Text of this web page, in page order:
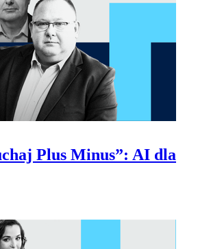
Plus Minus”: AI dla